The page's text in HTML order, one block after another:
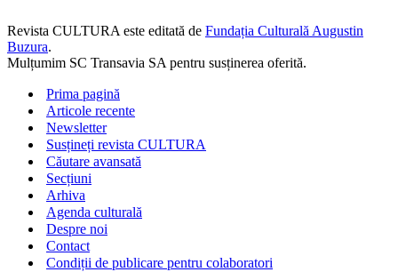
Revista CULTURA este editată de Fundația Culturală Augustin
Buzura.
Mulțumim SC Transavia SA pentru susținerea oferită.
Prima pagină
Articole recente
Newsletter
Susțineți revista CULTURA
Căutare avansată
Secțiuni
Arhiva
Agenda culturală
Despre noi
Contact
Condiții de publicare pentru colaboratori